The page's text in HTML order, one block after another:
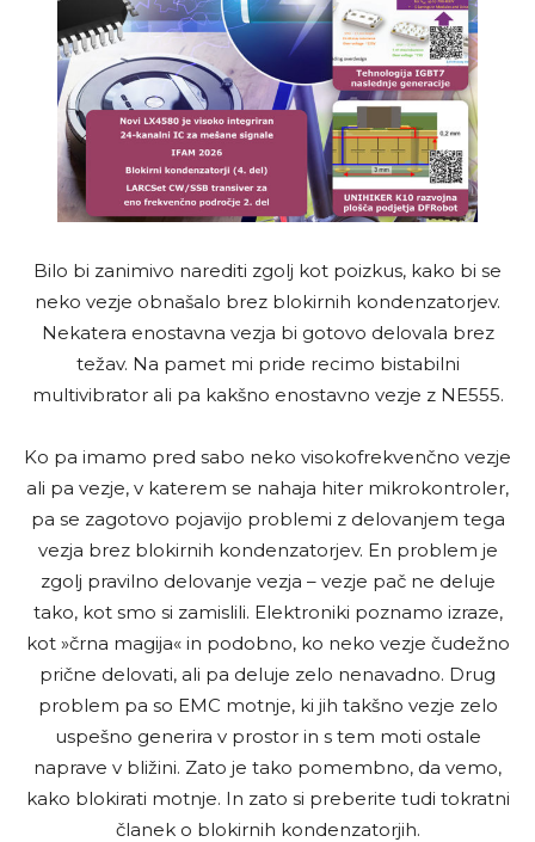
Bilo bi zanimivo narediti zgolj kot poizkus, kako bi se
neko vezje obnašalo brez blokirnih kondenzatorjev.
Nekatera enostavna vezja bi gotovo delovala brez
težav. Na pamet mi pride recimo bistabilni
multivibrator ali pa kakšno enostavno vezje z NE555.
Ko pa imamo pred sabo neko visokofrekvenčno vezje
ali pa vezje, v katerem se nahaja hiter mikrokontroler,
pa se zagotovo pojavijo problemi z delovanjem tega
vezja brez blokirnih kondenzatorjev. En problem je
zgolj pravilno delovanje vezja – vezje pač ne deluje
tako, kot smo si zamislili. Elektroniki poznamo izraze,
kot »črna magija« in podobno, ko neko vezje čudežno
prične delovati, ali pa deluje zelo nenavadno. Drug
problem pa so EMC motnje, ki jih takšno vezje zelo
uspešno generira v prostor in s tem moti ostale
naprave v bližini. Zato je tako pomembno, da vemo,
kako blokirati motnje. In zato si preberite tudi tokratni
članek o blokirnih kondenzatorjih.